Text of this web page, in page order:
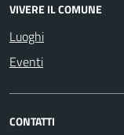
VIVERE IL COMUNE
Luoghi
Eventi
CONTATTI